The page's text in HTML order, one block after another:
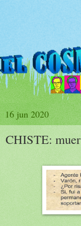
16 jun 2020
CHISTE: